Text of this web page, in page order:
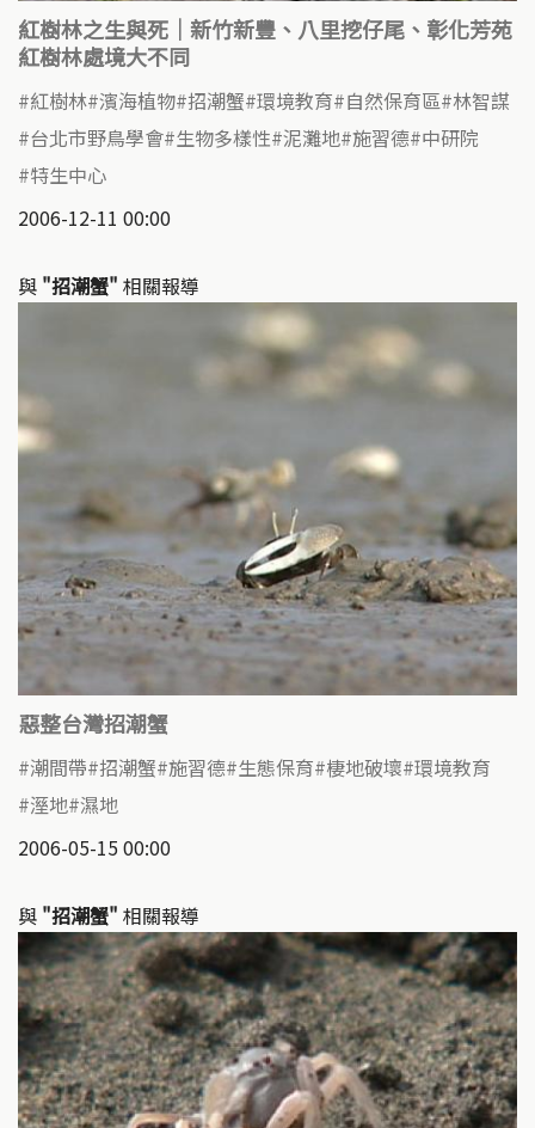
紅樹林之生與死｜新竹新豐、八里挖仔尾、彰化芳苑
紅樹林處境大不同
紅樹林 濱海植物 招潮蟹 環境教育 自然保育區 林智謀
台北市野鳥學會 生物多樣性 泥灘地 施習德 中研院
特生中心
2006-12-11 00:00
與 "招潮蟹" 相關報導
惡整台灣招潮蟹
潮間帶 招潮蟹 施習德 生態保育 棲地破壞 環境教育
溼地 濕地
2006-05-15 00:00
與 "招潮蟹" 相關報導